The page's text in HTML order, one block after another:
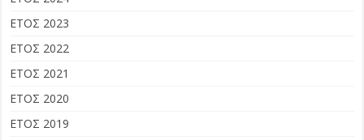
ΕΤΟΣ 2023
ΕΤΟΣ 2022
ΕΤΟΣ 2021
ΕΤΟΣ 2020
ΕΤΟΣ 2019